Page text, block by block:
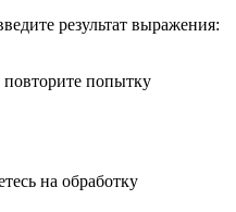
результат выражения:
попытку
на обработку